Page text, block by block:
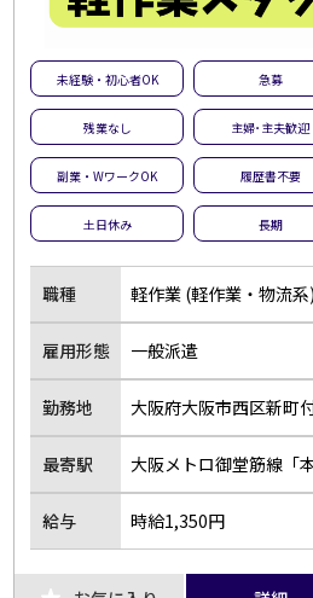
未経験・初心者OK 急募
残業なし 主婦･主夫歓迎
副業・WワークOK 履歴書不要
土日休み 長期
職種 軽作業 (軽作業・物流系)
雇用形態 一般派遣
勤務地 大阪府大阪市西区新町
最寄駅 大阪メトロ御堂筋線「
給与 時給1,350円